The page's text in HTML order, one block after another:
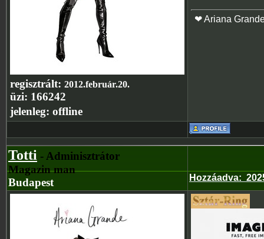
regisztrált: 2012.február.20.
üzi: 166242
jelenleg: offline
❤ Ariana
Totti- Adminisztrátor
Magazin man
Budapest
Hozzáadva: